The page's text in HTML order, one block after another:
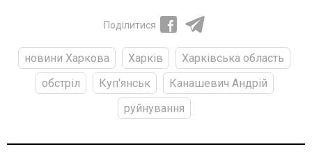
Поділитися
новини Харкова Харків
Харківська область
обстріл
Куп'янськ
Канашевич Андрій
руйнування